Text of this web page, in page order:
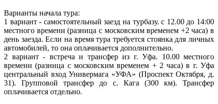
Варианты начала тура:
1 вариант - самостоятельный заезд на турбазу. с 12.00 до 14:00
местного времени (разница с московским временем +2 часа) в
день заезда. Если на время тура требуется стоянка для личных
автомобилей, то она оплачивается дополнительно.
2 вариант - встреча и трансфер из г. Уфа. 10.00 местного
времени (разница с московским временем + 2 часа) в г. Уфа
центральный вход Универмага «УФА» (Проспект Октября, д.
31). Групповой трансфер до с. Кага (300 км). Трансфер
оплачивается отдельно.